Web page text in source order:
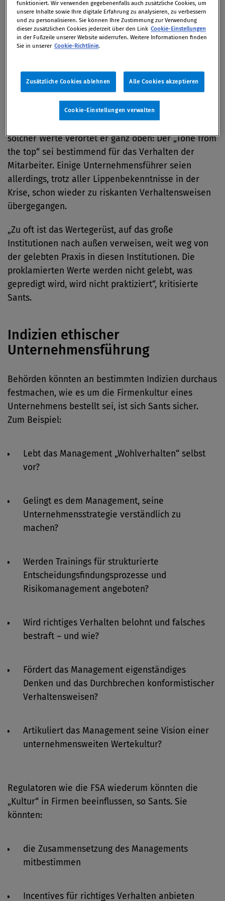
sondern rückte den scheinbar weichen Faktor
„culture“ – also Werte und Unternehmenskultur –
ins Blickfeld.
Regulierungsarchitektur Fehlverhalten in
Unternehmen verhindern könne, müsse stärker auf
Unternehmenskultur fokussiert werden, so Sants.
solcher Werte verortet er ganz oben: Der „Tone from
the top“ sei bestimmend für das Verhalten der
Mitarbeiter. Einige Unternehmensführer seien
allerdings, trotz aller Lippenbekenntnisse in der
Krise, schon wieder zu riskanten Verhaltensweisen
übergegangen.
„Zu oft ist das Wertegerüst, auf das große
Institutionen nach außen verweisen, weit weg von
der gelebten Praxis in diesen Institutionen. Die
proklamierten Werte werden nicht gelebt, was
gepredigt wird, wird nicht praktiziert“, kritisierte
Sants.
Indizien ethischer
Unternehmensführung
Behörden könnten an bestimmten Indizien durchaus
festmachen, wie es um die Firmenkultur eines
Unternehmens bestellt sei, ist sich Sants sicher.
Zum Beispiel:
Lebt das Management „Wohlverhalten“ selbst
vor?
Gelingt es dem Management, seine
Unternehmensstrategie verständlich zu
machen?
Werden Trainings für strukturierte
Entscheidungsfindungsprozesse und
Risikomanagement angeboten?
Wird richtiges Verhalten belohnt und falsches
bestraft – und wie?
Fördert das Management eigenständiges
Denken und das Durchbrechen konformistischer
Verhaltensweisen?
Artikuliert das Management seine Vision einer
unternehmensweiten Wertekultur?
Regulatoren wie die FSA wiederum könnten die
„Kultur“ in Firmen beeinflussen, so Sants. Sie
könnten:
die Zusammensetzung des Managements
mitbestimmen
Incentives für richtiges Verhalten anbieten
funktioniert. Wir verwenden gegebenenfalls auch zusätzliche Cookies, um
unsere Inhalte sowie Ihre digitale Erfahrung zu analysieren, zu verbessern
und zu personalisieren. Sie können Ihre Zustimmung zur Verwendung
dieser zusätzlichen Cookies jederzeit über den Link Cookie-Einstellungen
in der Fußzeile unserer Website widerrufen. Weitere Informationen finden
Sie in unserer Cookie-Richtlinie.
Zusätzliche Cookies ablehnen Alle Cookies akzeptieren
Cookie-Einstellungen verwalten